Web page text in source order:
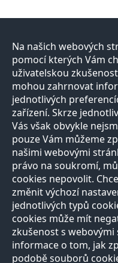
Na našich webových
pomocí kterých Vám
uživatelskou
mohou zahrnovat
jednotlivých
zařízení. Skrze
Vás však obvykle
pouze Vám můžeme
našimi webovými
právo na soukromí,
cookies nepovolit.
změnit výchozí
jednotlivých typů
cookies může mít
zkušenost s
informace o tom, jak
podobě souborů